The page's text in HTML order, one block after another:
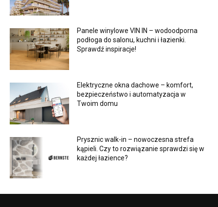
Panele winylowe VIN IN – wodoodporna
podłoga do salonu, kuchni i łazienki.
Sprawdź inspiracje!
Elektryczne okna dachowe – komfort,
bezpieczeństwo i automatyzacja w
Twoim domu
Prysznic walk-in – nowoczesna strefa
kąpieli. Czy to rozwiązanie sprawdzi się w
każdej łazience?